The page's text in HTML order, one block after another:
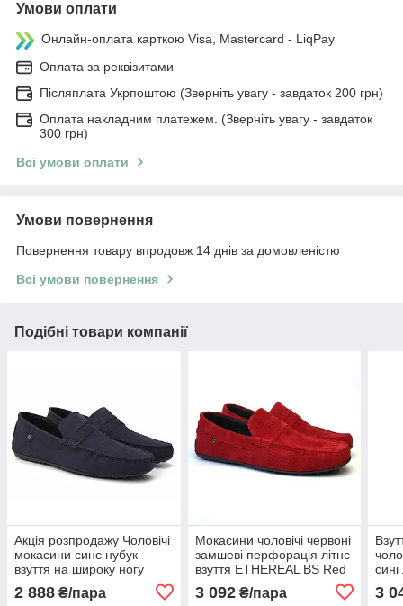
Умови оплати
Онлайн-оплата карткою Visa, Mastercard - LiqPay
Оплата за реквізитами
Післяплата Укрпоштою (Зверніть увагу - завдаток 200 грн)
Оплата накладним платежем. (Зверніть увагу - завдаток
300 грн)
Всі умови оплати
Умови повернення
Повернення товару впродовж 14 днів за домовленістю
Всі умови повернення
Подібні товари компанії
Акція розпродажу Чоловічі
мокасини синє нубук
взуття на широку ногу
ETHEREAL Classic Blu Nub
by Rosso Avangard
2 888 ₴/пара
Мокасини чоловічі червоні
замшеві перфорація літнє
взуття ETHEREAL BS Red
Vel Perf by Rosso Avangard
3 092₴/пара 3